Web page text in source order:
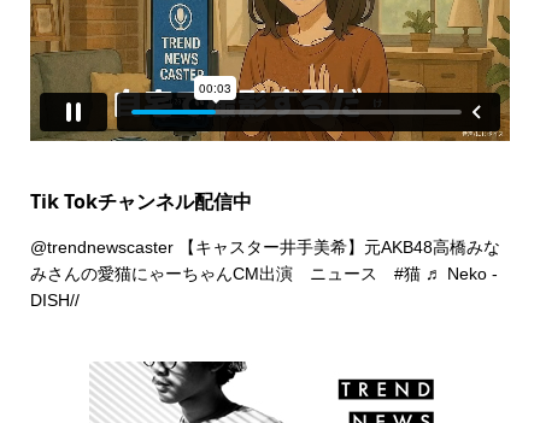
Tik Tokチャンネル配信中
@trendnewscaster【キャスター井手美希】元AKB48高橋みな
みさんの愛猫にゃーちゃんCM出演 ニュース #猫 ♬ Neko -
DISH//